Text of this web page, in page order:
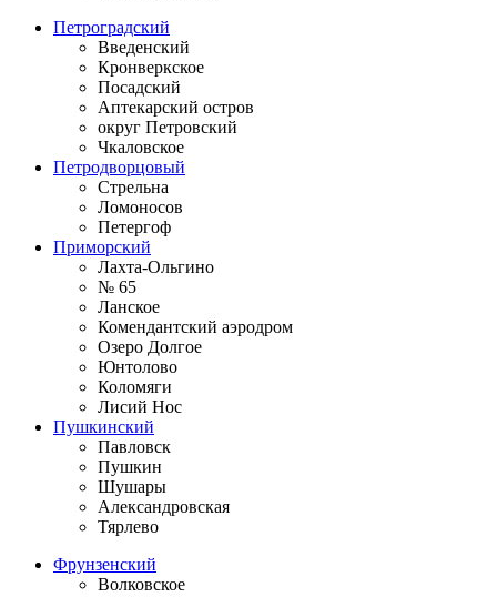
Петроградский
Введенский
Кронверкское
Посадский
Аптекарский остров
округ Петровский
Чкаловское
Петродворцовый
Стрельна
Ломоносов
Петергоф
Приморский
Лахта-Ольгино
№ 65
Ланское
Комендантский аэродром
Озеро Долгое
Юнтолово
Коломяги
Лисий Нос
Пушкинский
Павловск
Пушкин
Шушары
Александровская
Тярлево
Фрунзенский
Волковское